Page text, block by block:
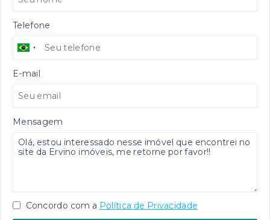
Telefone
E-mail
Mensagem
Concordo com a Política de Privacidade